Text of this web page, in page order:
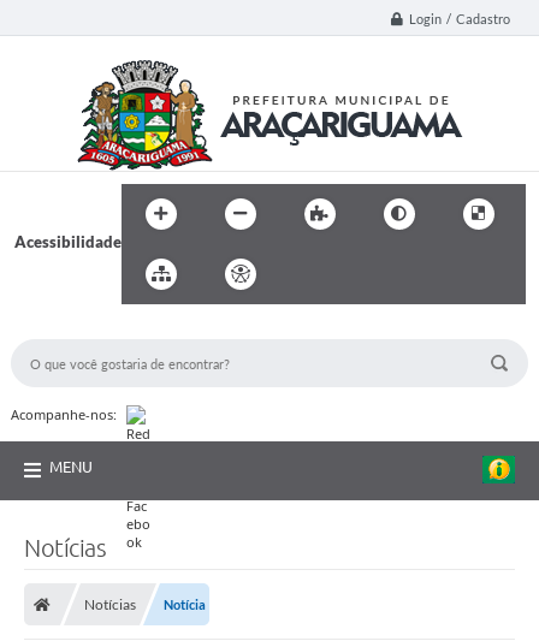
Login / Cadastro
Acessibilidade
Acompanhe-nos:
MENU
Notícias
Notícias Notícia